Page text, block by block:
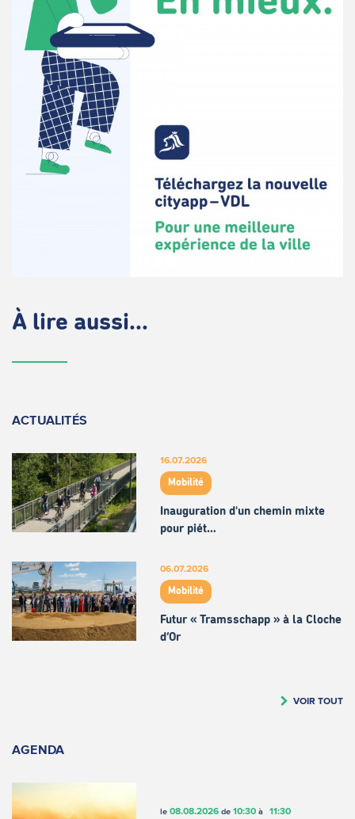
À lire aussi...
ACTUALITÉS
16.07.2026
Mobilité
Inauguration d'un chemin mixte
pour piét…
06.07.2026
Mobilité
Futur « Tramsschapp » à la Cloche
d’Or
VOIR TOUT
AGENDA
le 08.08.2026de 10:30à 11:30